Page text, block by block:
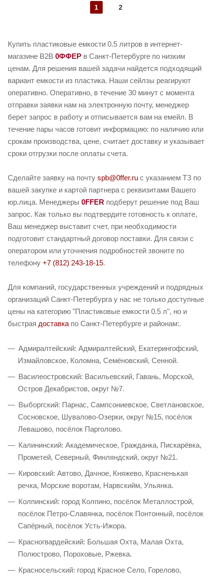
1 2
Купить пластиковые емкости 0.5 литров в интернет-
магазине B2B 0ФФЕР в Санкт-Петербурге по низким
ценам. Для решения вашей задачи найдется подходящий
вариант емкости из пластика. Наши сейлзы реагируют
оперативно. Оперативно, в течение 30 минут с момента
отправки заявки нам на электронную почту, менеджер
берет запрос в работу и отписывается вам на емейл. В
течение пары часов готовит информацию: по наличию или
срокам производства, цене, считает доставку и указывает
сроки отгрузки после оплаты счета.
Сделайте заявку на почту spb@0ffer.ru с указанием ТЗ по
вашей закупке и картой партнера с реквизитами Вашего
юр.лица. Менеджеры 0FFER подберут решение под Ваш
запрос. Как только вы подтвердите готовность к оплате,
Ваш менеджер выставит счет, при необходимости
подготовит стандартный договор поставки. Для связи с
оператором или уточнения подробностей звоните по
телефону +7 (812) 243-18-15.
Для компаний, государственных учреждений и подрядных
организаций Санкт-Петербурга у нас не только доступные
цены на категорию "Пластиковые емкости 0.5 л", но и
быстрая доставка по Санкт-Петербурге и районам:.
Адмиралтейский: Адмиралтейский, Екатерингофский,
Измайловское, Коломна, Семёновский, Сенной.
Василеостровский: Васильевский, Гавань, Морской,
Остров Декабристов, округ №7.
Выборгский: Парнас, Сампсониевское, Светлановское,
Сосновское, Шувалово-Озерки, округ №15, посёлок
Левашово, посёлок Парголово.
Калининский: Академическое, Гражданка, Пискарёвка,
Прометей, Северный, Финляндский, округ №21.
Кировский: Автово, Дачное, Княжево, Красненькая
речка, Морские воротам, Нарвскийм, Ульянка.
Колпинский: город Колпино, посёлок Металлострой,
посёлок Петро-Славянка, посёлок Понтонный, посёлок
Сапёрный, посёлок Усть-Ижора.
Красногвардейский: Большая Охта, Малая Охта,
Полюстрово, Пороховые, Ржевка.
Красносельский: город Красное Село, Горелово,